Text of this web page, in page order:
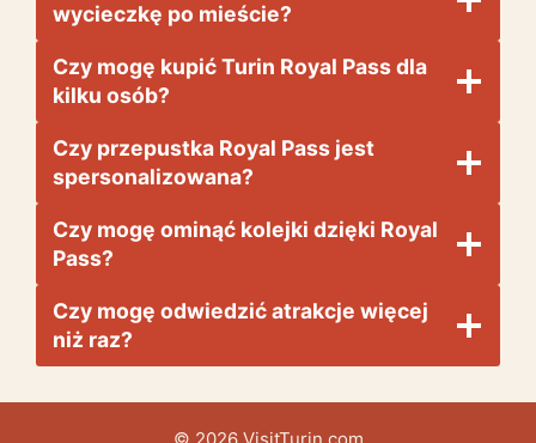
wycieczkę po mieście?
Czy mogę kupić Turin Royal Pass dla
kilku osób?
Czy przepustka Royal Pass jest
spersonalizowana?
Czy mogę ominąć kolejki dzięki Royal
Pass?
Czy mogę odwiedzić atrakcje więcej
niż raz?